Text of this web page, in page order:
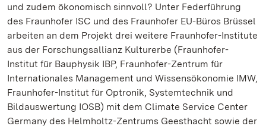
und zudem ökonomisch sinnvoll? Unter Federführung
des Fraunhofer ISC und des Fraunhofer EU-Büros Brüssel
arbeiten an dem Projekt drei weitere Fraunhofer-Institute
aus der Forschungsallianz Kulturerbe (Fraunhofer-
Institut für Bauphysik IBP, Fraunhofer-Zentrum für
Internationales Management und Wissensökonomie IMW,
Fraunhofer-Institut für Optronik, Systemtechnik und
Bildauswertung IOSB) mit dem Climate Service Center
Germany des Helmholtz-Zentrums Geesthacht sowie der